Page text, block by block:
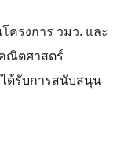
ครงการ วมว. และ
ณิตศาสตร์
ด้รับการสนับสนุน